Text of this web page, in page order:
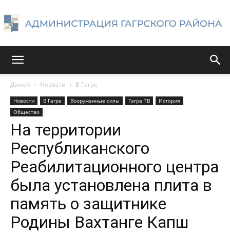
Гагрского
района
Домой Новости В Гагре
Новости В Гагре Вооруженные силы Гагра ТВ
История
Общество
На территории
Республиканского
Реабилитационного центра
была установлена плита в
память о защитнике
Родины Вахтанге Капш